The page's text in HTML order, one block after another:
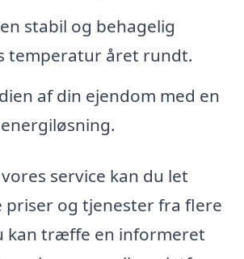
stabil og behagelig
temperatur året rundt.
af din ejendom med en
service kan du let
priser og tjenester fra flere
kan træffe en informeret